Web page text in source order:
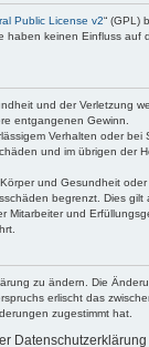
Public License v2“ (GPL)
keinen Einfluss
und der Verletzung
entgangenen Gewinn.
Verhalten oder
und im übrigen
und Gesundheit
begrenzt. Dies
und
zu ändern. Die
erlischt das
zugestimmt hat.